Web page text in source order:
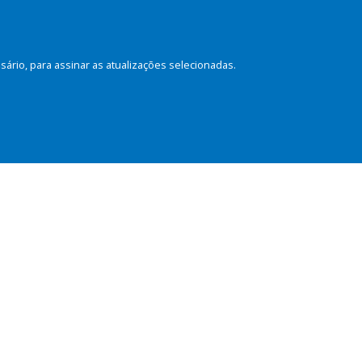
para assinar as atualizações selecionadas.